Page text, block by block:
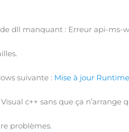
dll manquant : Erreur api-ms-
suivante : Mise à jour
c++ sans que ça
problèmes.